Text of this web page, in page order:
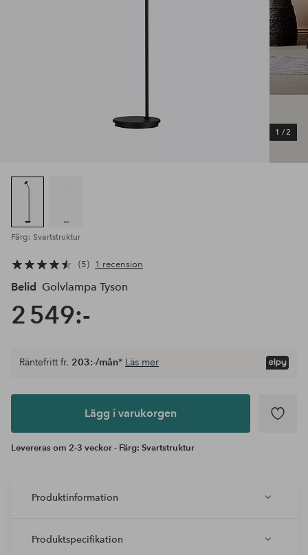
1 /2
Färg: Svartstruktur
5 1 recension
Belid Golvlampa Tyson
2 549:-
Lägg i
Räntefritt fr. 203:-/mån* Läs mer
Lägg i varukorgen
Levereras om 2-3 veckor - Färg: Svartstruktur
Produktinformation
Produktspecifikation